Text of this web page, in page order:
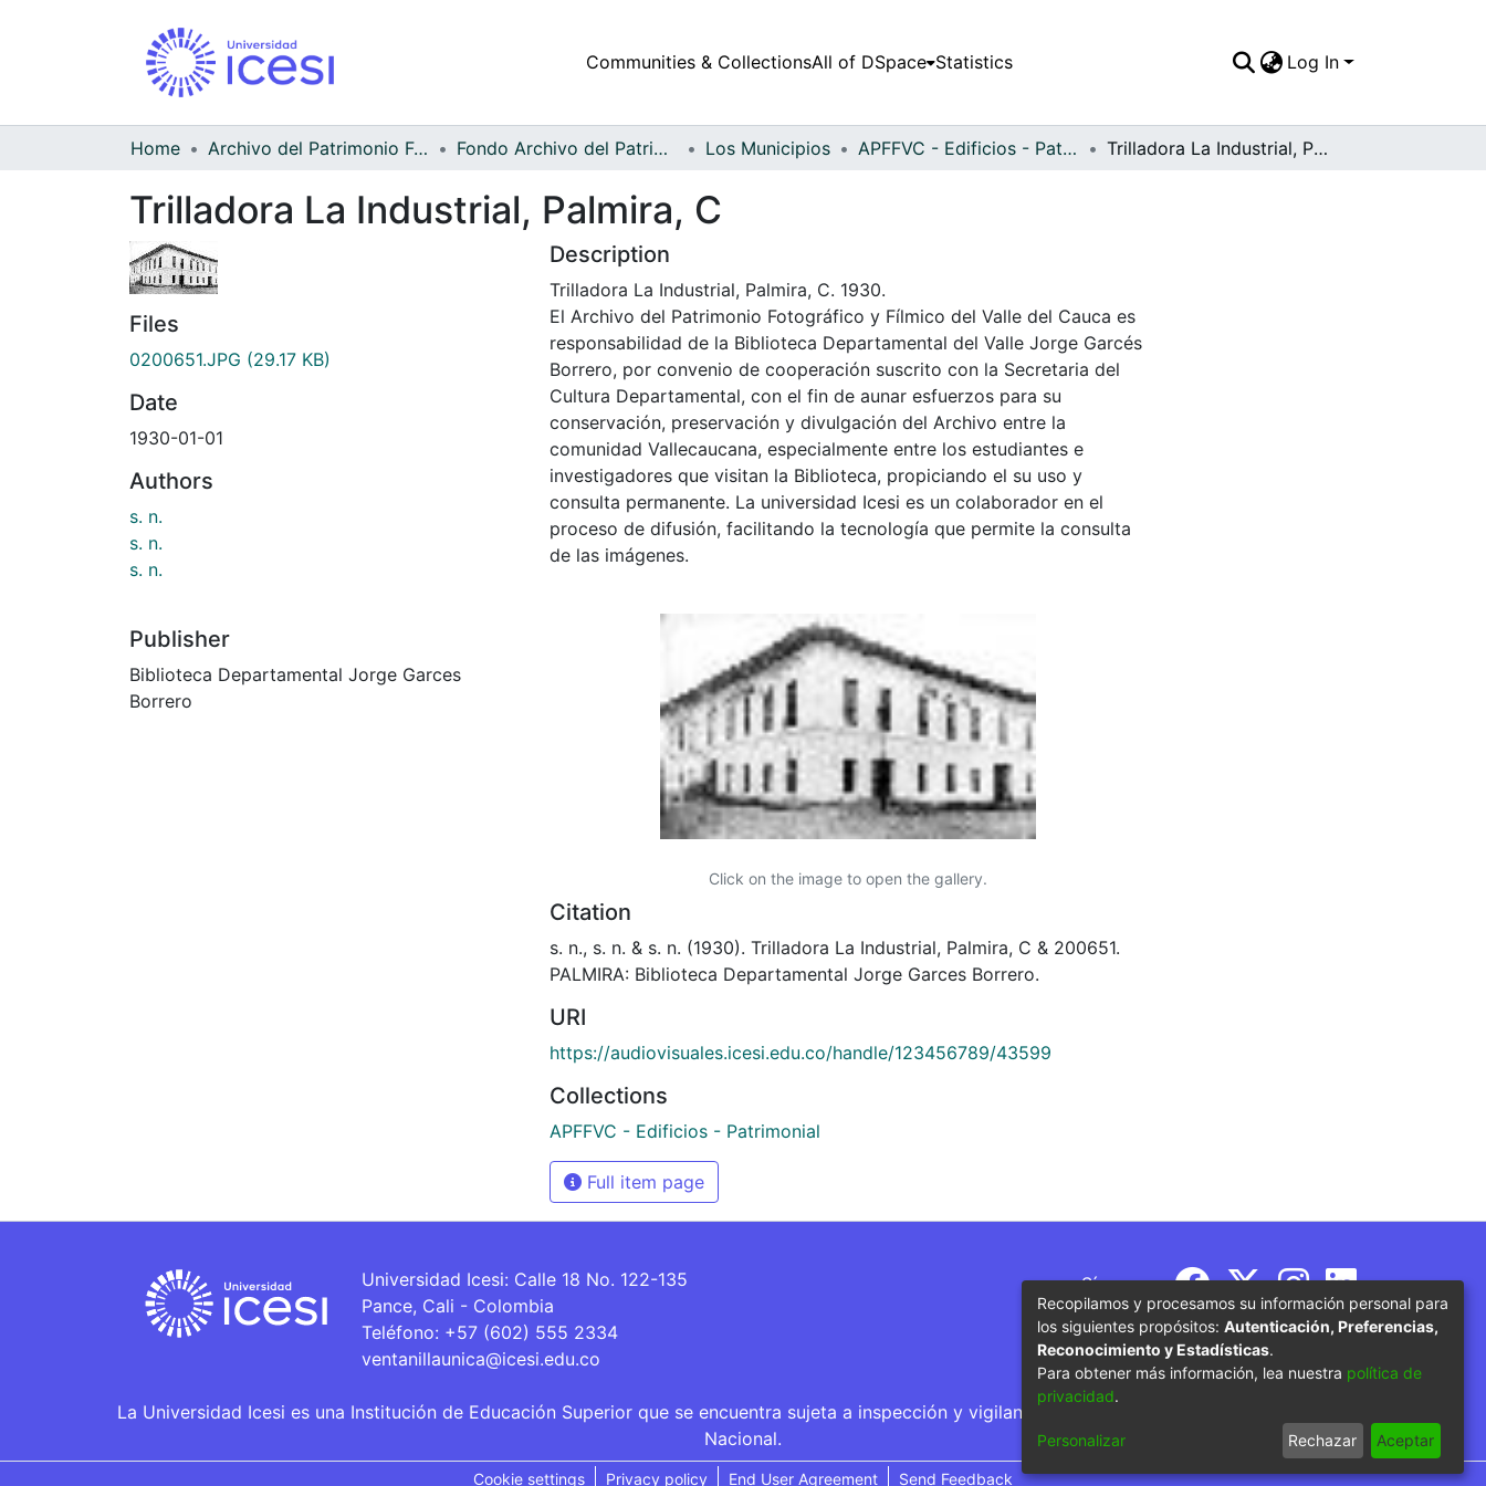
Communities & CollectionsAll of DSpace Statistics Log In
Home Archivo del Patrimonio Fotográfico y Fílmico del Valle del Cauca Fondo Archivo del Patrimonio Fotográfico y Fílmico del Valle del Cauca Los Municipios APFFVC - Edificios - Patrimonial Trilladora La Industrial, Palmira, C
Trilladora La Industrial, Palmira, C
Files
0200651.JPG (29.17 KB)
Date
1930-01-01
Authors
s. n.
s. n.
s. n.
Publisher
Biblioteca Departamental Jorge Garces
Borrero
Description
Trilladora La Industrial, Palmira, C. 1930.
El Archivo del Patrimonio Fotográfico y Fílmico del Valle del Cauca es
responsabilidad de la Biblioteca Departamental del Valle Jorge Garcés
Borrero, por convenio de cooperación suscrito con la Secretaria del
Cultura Departamental, con el fin de aunar esfuerzos para su
conservación, preservación y divulgación del Archivo entre la
comunidad Vallecaucana, especialmente entre los estudiantes e
investigadores que visitan la Biblioteca, propiciando el su uso y
consulta permanente. La universidad Icesi es un colaborador en el
proceso de difusión, facilitando la tecnología que permite la consulta
de las imágenes.
Click on the image to open the gallery.
Citation
s. n., s. n. & s. n. (1930). Trilladora La Industrial, Palmira, C & 200651.
PALMIRA: Biblioteca Departamental Jorge Garces Borrero.
URI
https://audiovisuales.icesi.edu.co/handle/123456789/43599
Collections
APFFVC - Edificios - Patrimonial
Full item page
Universidad Icesi: Calle 18 No. 122-135
Pance, Cali - Colombia
Teléfono: +57 (602) 555 2334
ventanillaunica@icesi.edu.co
Síguenos
La Universidad Icesi es una Institución de Educación Superior que se encuentra sujeta a inspección y vigilancia por parte del Ministerio de Educación
Nacional.
Cookie settings Privacy policy End User Agreement Send Feedback
Recopilamos y procesamos su información personal para
los siguientes propósitos: Autenticación, Preferencias,
Reconocimiento y Estadísticas.
Para obtener más información, lea nuestra política de
privacidad.
Personalizar Rechazar Aceptar